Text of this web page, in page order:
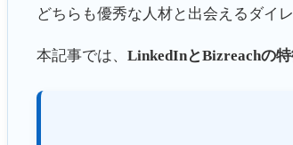
どちらも優秀な人材と出会えるダイ
本記事では、 LinkedInとBizreachの